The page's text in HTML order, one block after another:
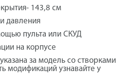
143,8 см
давления
пульта или СКУД
на корпусе
за модель со створками
модификаций узнавайте у